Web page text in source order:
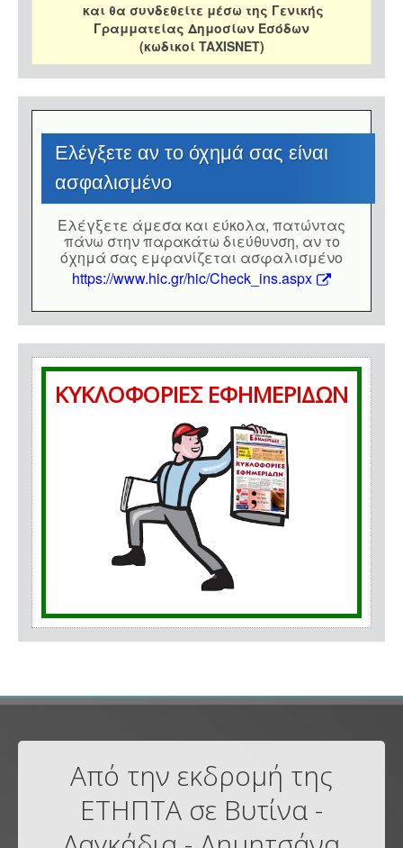
και θα συνδεθείτε μέσω της Γενικής
Γραμματείας Δημοσίων Εσόδων
(κωδικοί TAXISNET)
Eλέγξετε αν το όχημά σας είναι
ασφαλισμένο
Eλέγξετε άμεσα και εύκολα, πατώντας
πάνω στην παρακάτω διεύθυνση, αν το
όχημά σας εμφανίζεται ασφαλισμένο
https://www.hic.gr/hic/Check_ins.aspx
ΚΥΚΛΟΦΟΡΙΕΣ ΕΦΗΜΕΡΙΔΩΝ
Από την εκδρομή της
ΕΤΗΠΤΑ σε Βυτίνα -